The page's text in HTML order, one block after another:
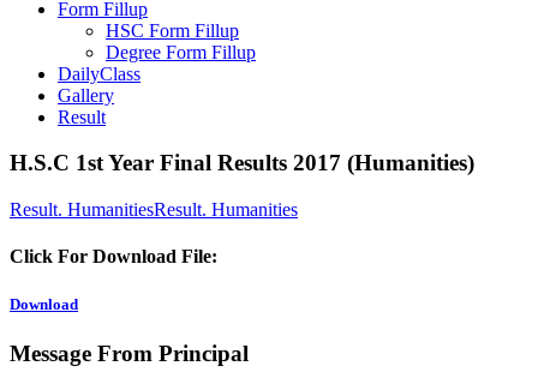
Form Fillup
HSC Form Fillup
Degree Form Fillup
DailyClass
Gallery
Result
H.S.C 1st Year Final Results 2017 (Humanities)
Result. HumanitiesResult. Humanities
Click For Download File:
Download
Message From Principal